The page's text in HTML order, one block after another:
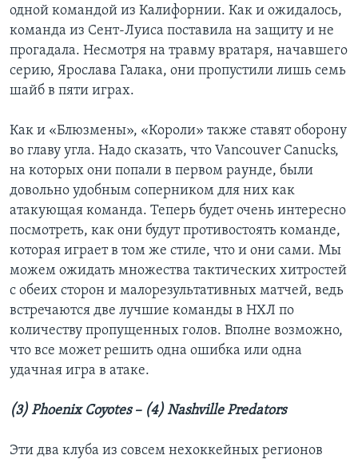
одной командой из Калифорнии. Как и ожидалось,
команда из Сент-Луиса поставила на защиту и не
прогадала. Несмотря на травму вратаря, начавшего
серию, Ярослава Галака, они пропустили лишь семь
шайб в пяти играх.
Как и «Блюзмены», «Короли» также ставят оборону
во главу угла. Надо сказать, что Vancouver Canucks,
на которых они попали в первом раунде, были
довольно удобным соперником для них как
атакующая команда. Теперь будет очень интересно
посмотреть, как они будут противостоять команде,
которая играет в том же стиле, что и они сами. Мы
можем ожидать множества тактических хитростей
с обеих сторон и малорезультативных матчей, ведь
встречаются две лучшие команды в НХЛ по
количеству пропущенных голов. Вполне возможно,
что все может решить одна ошибка или одна
удачная игра в атаке.
(3) Phoenix Coyotes – (4) Nashville Predators
Эти два клуба из совсем нехоккейных регионов